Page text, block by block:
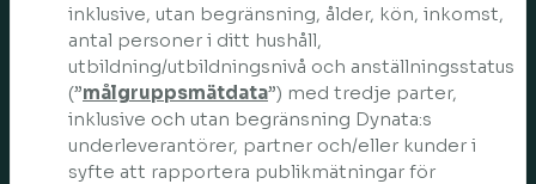
inklusive, utan begränsning, ålder, kön, inkomst,
antal personer i ditt hushåll,
utbildning/utbildningsnivå och anställningsstatus
(”målgruppsmätdata”) med tredje parter,
inklusive och utan begränsning Dynata:s
underleverantörer, partner och/eller kunder i
syfte att rapportera publikmätningar för